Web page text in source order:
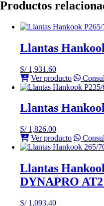
Productos
Llantas
S/1,931.60
Ver producto
Llantas
S/1,826.00
Ver producto
Llantas
DYNAPRO
S/1,093.40